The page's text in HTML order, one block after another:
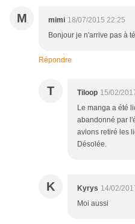
M mimi 18/07/2015 22:25
Bonjour je n'arrive pas à
Répondre
T Tiloop 15/02/
Le manga a été
abandonné par
avions retiré les
Désolée.
K Kyrys 14/02/
Moi aussi